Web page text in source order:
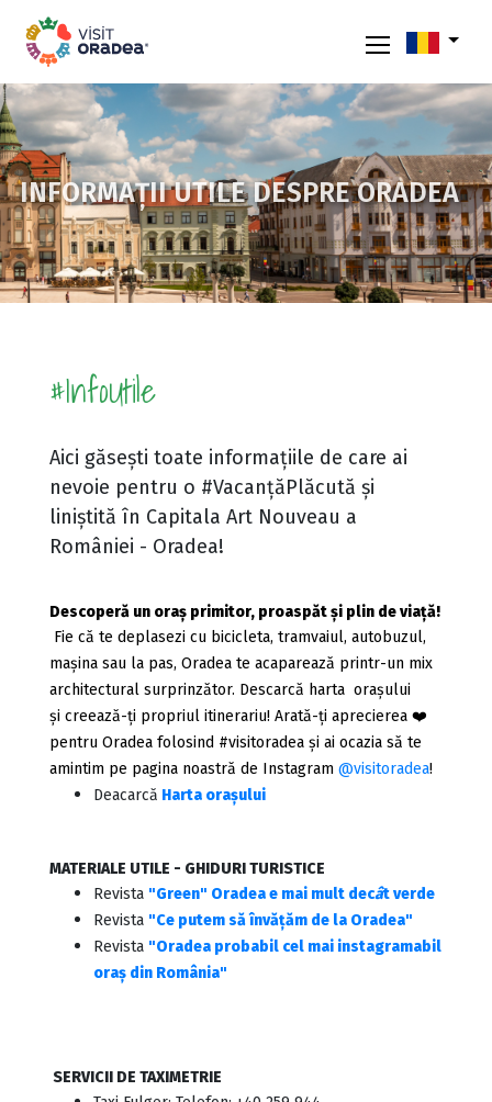
INFORMAȚII UTILE DESPRE ORADEA
#InfoUtile
Aici găsești toate informațiile de care ai
nevoie pentru o #VacanțăPlăcută și
liniștită în Capitala Art Nouveau a
României - Oradea!
Descoperă un oraș primitor, proaspăt și plin de viață!
Fie că te deplasezi cu bicicleta, tramvaiul, autobuzul,
mașina sau la pas, Oradea te acaparează printr-un mix
architectural surprinzător. Descarcă harta orașului
și creează-ți propriul itinerariu! Arată-ți aprecierea ❤️
pentru Oradea folosind #visitoradea și ai ocazia să te
amintim pe pagina noastră de Instagram @visitoradea!
Deacarcă Harta orașului
MATERIALE UTILE - GHIDURI TURISTICE
Revista "Green" Oradea e mai mult decât verde
Revista "Ce putem să învățăm de la Oradea"
Revista "Oradea probabil cel mai instagramabil
oraș din România"
SERVICII DE TAXIMETRIE